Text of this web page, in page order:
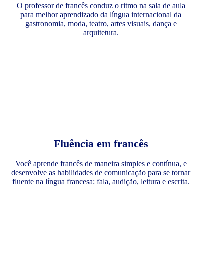
O professor de francês conduz o ritmo na sala de aula
para melhor aprendizado da língua internacional da
gastronomia, moda, teatro, artes visuais, dança e
arquitetura.
Fluência em francês
Você aprende francês de maneira simples e contínua, e
desenvolve as habilidades de comunicação para se tornar
fluente na língua francesa: fala, audição, leitura e escrita.